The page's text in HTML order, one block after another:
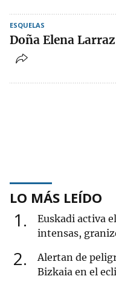
ESQUELAS
Doña Elena
LO MÁS LEÍDO
1
Euskadi activa
intensas,
2
Alertan de
Bizkaia en el